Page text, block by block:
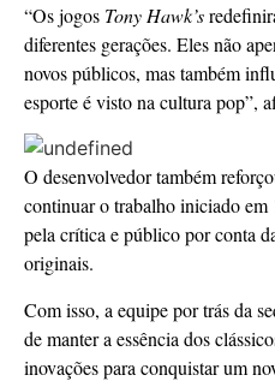
“Os jogos Tony Hawk’s
diferentes gerações. Eles não
novos públicos, mas também
esporte é visto na cultura pop”,
O desenvolvedor também
continuar o trabalho iniciado em
pela crítica e público por conta
originais.
Com isso, a equipe por trás da
de manter a essência dos
inovações para conquistar um